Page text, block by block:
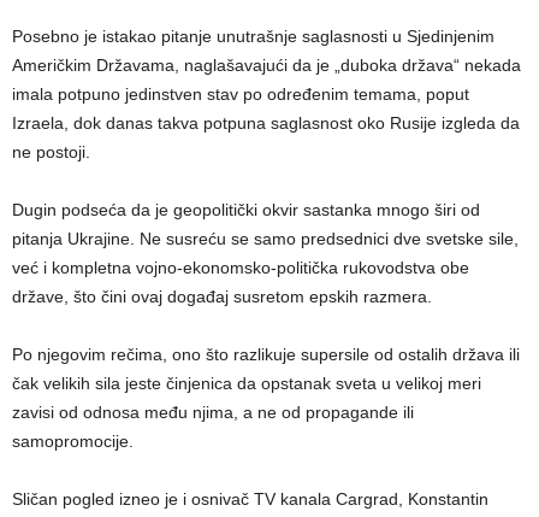
Posebno je istakao pitanje unutrašnje saglasnosti u Sjedinjenim
Američkim Državama, naglašavajući da je „duboka država“ nekada
imala potpuno jedinstven stav po određenim temama, poput
Izraela, dok danas takva potpuna saglasnost oko Rusije izgleda da
ne postoji.
Dugin podseća da je geopolitički okvir sastanka mnogo širi od
pitanja Ukrajine. Ne susreću se samo predsednici dve svetske sile,
već i kompletna vojno-ekonomsko-politička rukovodstva obe
države, što čini ovaj događaj susretom epskih razmera.
Po njegovim rečima, ono što razlikuje supersile od ostalih država ili
čak velikih sila jeste činjenica da opstanak sveta u velikoj meri
zavisi od odnosa među njima, a ne od propagande ili
samopromocije.
Sličan pogled izneo je i osnivač TV kanala Cargrad, Konstantin